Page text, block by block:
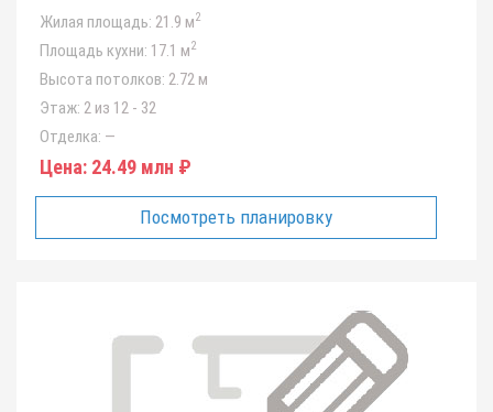
Жилая площадь: 21.9 м2
Площадь кухни: 17.1 м2
Высота потолков: 2.72 м
Этаж: 2 из 12 - 32
Отделка: —
Цена: 24.49 млн ₽
Посмотреть планировку